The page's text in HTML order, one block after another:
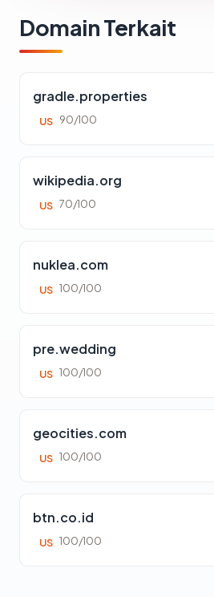
Domain Terkait
gradle.properties
US 90/100
wikipedia.org
US 70/100
nuklea.com
US 100/100
pre.wedding
US 100/100
geocities.com
US 100/100
btn.co.id
US 100/100